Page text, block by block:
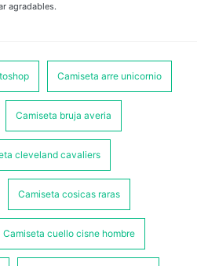
agradables.
Camiseta arre unicornio
Camiseta bruja averia
cleveland cavaliers
Camiseta cosicas raras
Camiseta cuello cisne hombre